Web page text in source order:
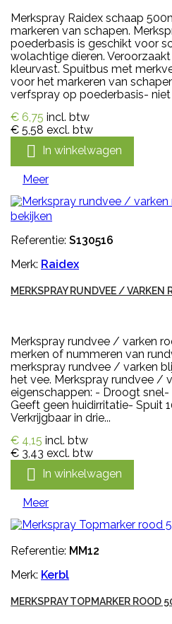
Merkspray Raidex schaap
markeren van schapen.
poederbasis is geschikt voor
wolachtige dieren.
kleurvast. Spuitbus met
voor het markeren van
verfspray op poederbasis-
€ 6,75 incl. btw
€ 5,58 excl. btw
 In winkelwagen
Meer
bekijken
Referentie: S130516
Merk: Raidex
MERKSPRAY RUNDVEE / VARKEN
Merkspray rundvee / varken
merken of nummeren van
merkspray rundvee / varken
het vee. Merkspray rundvee /
eigenschappen: - Droogt
Geeft geen huidirritatie- Spuit
Verkrijgbaar in drie...
€ 4,15 incl. btw
€ 3,43 excl. btw
 In winkelwagen
Meer
Referentie: MM12
Merk: Kerbl
MERKSPRAY TOPMARKER ROOD